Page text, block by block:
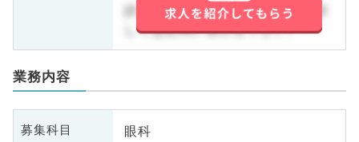
詳しくはお問い合わせ下さい。詳
しくはお問い合わせ下さい。
業務内容
募集科目 眼科